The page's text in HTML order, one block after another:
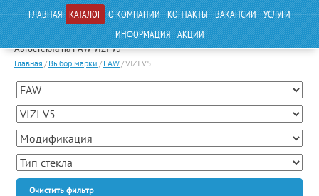
ГЛАВНАЯ КАТАЛОГ О КОМПАНИИ КОНТАКТЫ ВАКАНСИИ УСЛУГИ
ИНФОРМАЦИЯ АКЦИИ
Автостекла на FAW VIZI V5
Главная / Выбор марки / FAW/VIZI V5
Очистить фильтр